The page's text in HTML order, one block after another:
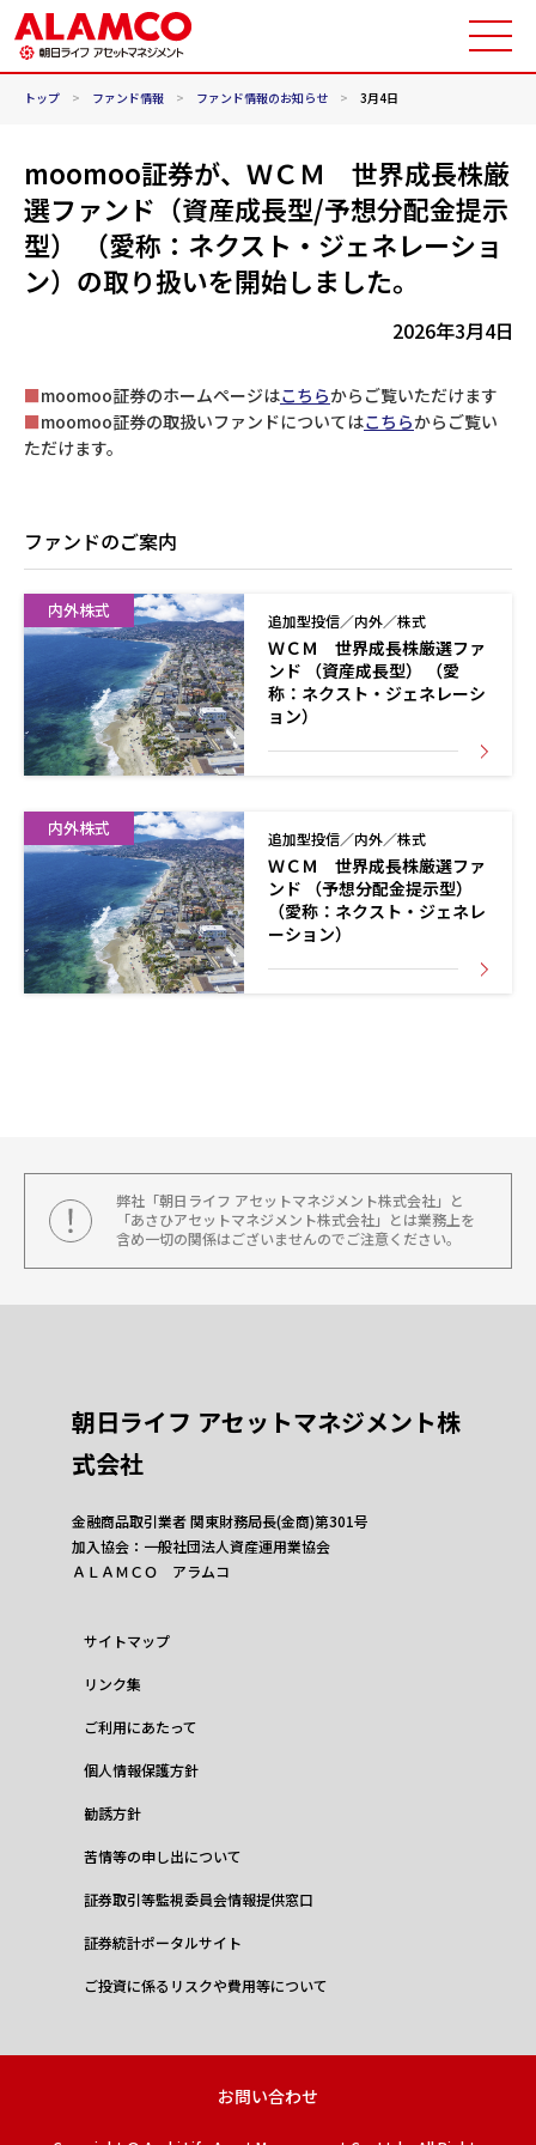
トップ > ファンド情報 > ファンド情報のお知らせ > 3月4日
moomoo証券が、ＷＣＭ 世界成長株厳
選ファンド（資産成長型/予想分配金提示
型） （愛称：ネクスト・ジェネレーショ
ン）の取り扱いを開始しました。
2026年3月4日
■moomoo証券のホームページはこちらからご覧いただけます
■moomoo証券の取扱いファンドについてはこちらからご覧い
ただけます。
ファンドのご案内
内外株式 追加型投信／内外／株式
ＷＣＭ 世界成長株厳選ファ
ンド （資産成長型） （愛
称：ネクスト・ジェネレーシ
ョン）
内外株式 追加型投信／内外／株式
ＷＣＭ 世界成長株厳選ファ
ンド （予想分配金提示型）
（愛称：ネクスト・ジェネレ
ーション）
弊社「朝日ライフ アセットマネジメント株式会社」と
「あさひアセットマネジメント株式会社」とは業務上を
含め一切の関係はございませんのでご注意ください。
朝日ライフ アセットマネジメント株
式会社
金融商品取引業者 関東財務局長(金商)第301号
加入協会：一般社団法人資産運用業協会
ＡＬＡＭＣＯ アラムコ
サイトマップ
リンク集
ご利用にあたって
個人情報保護方針
勧誘方針
苦情等の申し出について
証券取引等監視委員会情報提供窓口
証券統計ポータルサイト
ご投資に係るリスクや費用等について
お問い合わせ